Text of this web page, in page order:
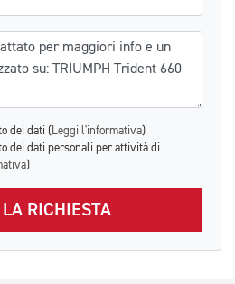
dei dati ( Leggi l'informativa)
dei dati personali per attività di
)
LA RICHIESTA